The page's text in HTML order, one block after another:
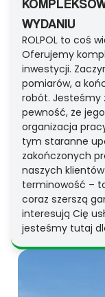
WYDANIU
ROLPOL to coś
Oferujemy
inwestycji.
pomiarów, a
robót. Jesteśmy
pewność, że
organizacja
tym staranne
zakończonych
naszych
terminowość –
coraz szerszą
interesują Cię
jesteśmy tutaj